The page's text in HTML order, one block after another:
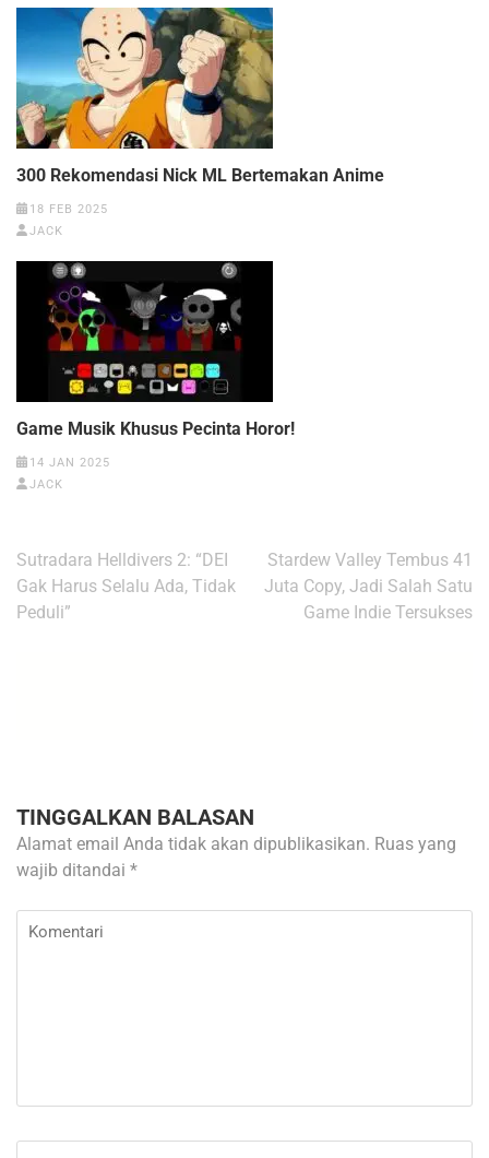
300 Rekomendasi Nick ML Bertemakan Anime
18 FEB 2025
JACK
Game Musik Khusus Pecinta Horor!
14 JAN 2025
JACK
Navigasi
pos
Sutradara Helldivers 2: “DEI
Gak Harus Selalu Ada, Tidak
Peduli”
Stardew Valley Tembus 41
Juta Copy, Jadi Salah Satu
Game Indie Tersukses
TINGGALKAN BALASAN
Alamat email Anda tidak akan dipublikasikan. Ruas yang
wajib ditandai *
Komentari